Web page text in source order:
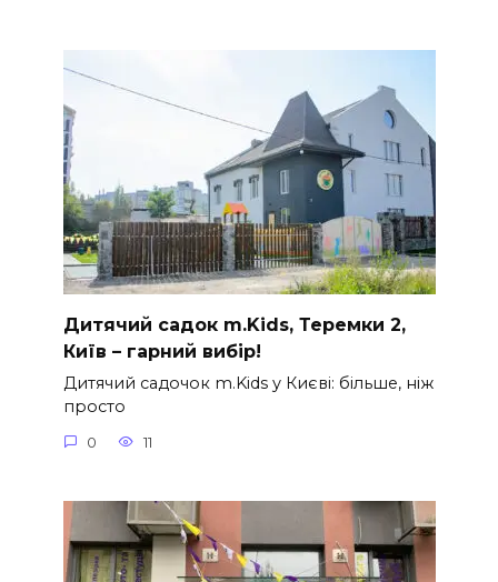
Дитячий садок m.Kids, Теремки 2,
Київ – гарний вибір!
Дитячий садочок m.Kids у Києві: більше, ніж
просто
0 11